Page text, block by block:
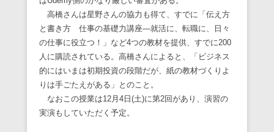
高橋さんは星野さんの協力も得て、すでに「伝え方
と書き方 仕事の基礎力講座―就活に、転職に、日々
の仕事に役立つ！」など4つの教材を提供、すでに200
人に購読されている。高橋さんによると、「ビジネス
的にはいまは初期投資の段階だが、紙の教材づくりよ
りは手ごたえがある」とのこと。
なおこの授業は12月4日(土)に第2回があり、演習の
実演もしていただく予定。